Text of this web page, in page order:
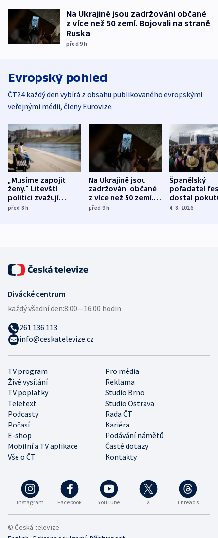
Na Ukrajině jsou zadržováni občané
z více než 50 zemí. Bojovali na straně
Ruska
před 9h
Evropský pohled
ČT24 každý den vybírá z obsahu publikovaného evropskými
veřejnými médii, členy Eurovize.
„Musíme zapojit
ženy.“ Litevští
politici zvažují
dohodu o
před 8h
Na Ukrajině jsou
zadržováni občané
z více než 50 zemí.
Bojovali na straně
před 9h
Španělský
pořadatel
dostal
nekalé
4. 8. 2026
Instagram Facebook YouTube X Threads
TV program
Pro média
Živé vysílání
Reklama
TV poplatky
Studio Brno
Teletext
Studio Ostrava
Podcasty
Rada ČT
Počasí
Kariéra
E-shop
Podávání námětů
Mobilní a TV aplikace
Časté dotazy
Vše o ČT
Kontakty
Divácké centrum
každý všední den:8:00—16:00 hodin
261 136 113
info@ceskatelevize.cz
© Česká televize